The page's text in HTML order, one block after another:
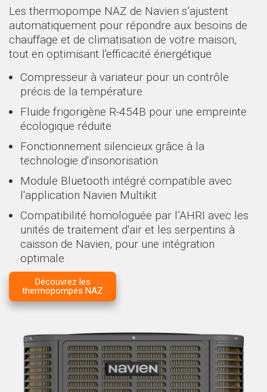
Les thermopompe NAZ de Navien s’ajustent
automatiquement pour répondre aux besoins de
chauffage et de climatisation de votre maison,
tout en optimisant l'efficacité énergétique
Compresseur à variateur pour un contrôle
précis de la température
Fluide frigorigène R-454B pour une empreinte
écologique réduite
Fonctionnement silencieux grâce à la
technologie d'insonorisation
Module Bluetooth intégré compatible avec
l'application Navien Multikit
Compatibilité homologuée par l’AHRI avec les
unités de traitement d'air et les serpentins à
caisson de Navien, pour une intégration
optimale
Découvrez les
thermopompes NAZ